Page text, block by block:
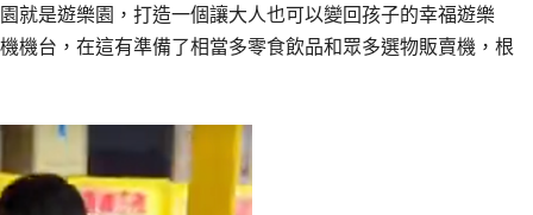
就是遊樂園，打造一個讓大人也可以變回孩子的幸福遊樂
機台，在這有準備了相當多零食飲品和眾多選物販賣機，根